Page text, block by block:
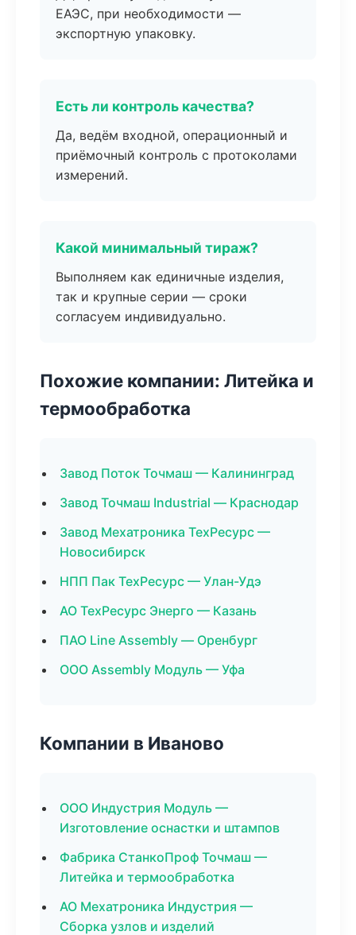
ЕАЭС, при необходимости —
экспортную упаковку.
Есть ли контроль качества?
Да, ведём входной, операционный и
приёмочный контроль с протоколами
измерений.
Какой минимальный тираж?
Выполняем как единичные изделия,
так и крупные серии — сроки
согласуем индивидуально.
Похожие компании: Литейка и
термообработка
Завод Поток Точмаш — Калининград
Завод Точмаш Industrial — Краснодар
Завод Мехатроника ТехРесурс —
Новосибирск
НПП Пак ТехРесурс — Улан-Удэ
АО ТехРесурс Энерго — Казань
ПАО Line Assembly — Оренбург
ООО Assembly Модуль — Уфа
Компании в Иваново
ООО Индустрия Модуль —
Изготовление оснастки и штампов
Фабрика СтанкоПроф Точмаш —
Литейка и термообработка
АО Мехатроника Индустрия —
Сборка узлов и изделий